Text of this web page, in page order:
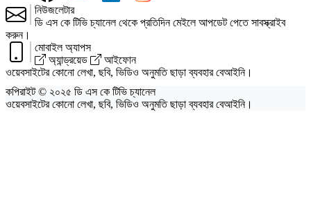
নিউজলেটার
ডি এস কে টিভি চ্যানেল থেকে প্রতিদিন মেইলে আপডেট পেতে সাবস্ক্রাইব
করুন।
মোবাইল অ্যাপস
অ্যান্ড্রয়েড
আইফোন
ওয়েবসাইটের কোনো লেখা, ছবি, ভিডিও অনুমতি ছাড়া ব্যবহার বেআইনি।
কপিরাইট © ২০২৫ ডি এস কে টিভি চ্যানেল
ওয়েবসাইটের কোনো লেখা, ছবি, ভিডিও অনুমতি ছাড়া ব্যবহার বেআইনি।